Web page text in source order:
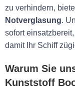
zu verhindern,
Notverglasung.
sofort
damit Ihr Schiff
Warum Sie
Kunststoff